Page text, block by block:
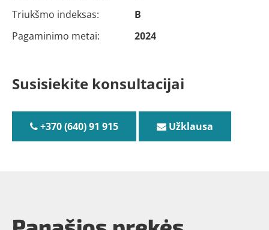
Triukšmo indeksas:
B
Pagaminimo metai:
2024
Susisiekite konsultacijai
+370 (640) 91 915 Užklausa